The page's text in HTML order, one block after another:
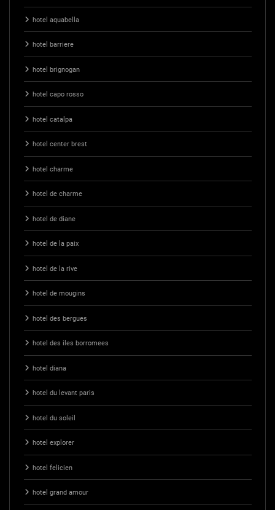
hotel aquabella
hotel barriere
hotel brignogan
hotel capo rosso
hotel catalpa
hotel center brest
hotel charme
hotel de charme
hotel de diane
hotel de la paix
hotel de la rive
hotel de mougins
hotel des bergues
hotel des iles borromees
hotel diana
hotel du levant paris
hotel du soleil
hotel explorer
hotel felicien
hotel grand amour